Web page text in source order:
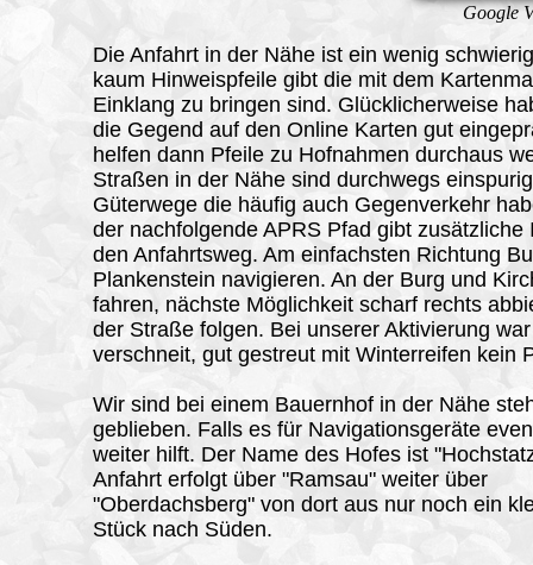
Google
Die Anfahrt in der Nähe ist ein wenig
kaum Hinweispfeile gibt die mit dem
Einklang zu bringen sind. Glücklicherweise
die Gegend auf den Online Karten gut
helfen dann Pfeile zu Hofnahmen durchaus
Straßen in der Nähe sind durchwegs
Güterwege die häufig auch Gegenverkehr
der nachfolgende APRS Pfad gibt zusätzliche
den Anfahrtsweg. Am einfachsten Richtung
Plankenstein navigieren. An der Burg und
fahren, nächste Möglichkeit scharf rechts
der Straße folgen. Bei unserer Aktivierung
verschneit, gut gestreut mit Winterreifen kein
Wir sind bei einem Bauernhof in der Nähe
geblieben. Falls es für Navigationsgeräte
weiter hilft. Der Name des Hofes ist
Anfahrt erfolgt über "Ramsau" weiter über
"Oberdachsberg" von dort aus nur noch ein
Stück nach Süden.